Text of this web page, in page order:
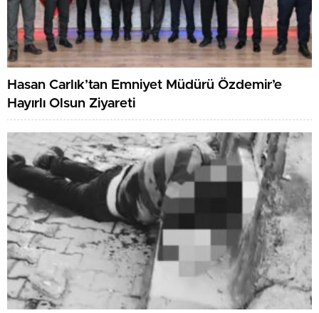
Hasan Carlık’tan Emniyet Müdürü Özdemir’e
Hayırlı Olsun Ziyareti